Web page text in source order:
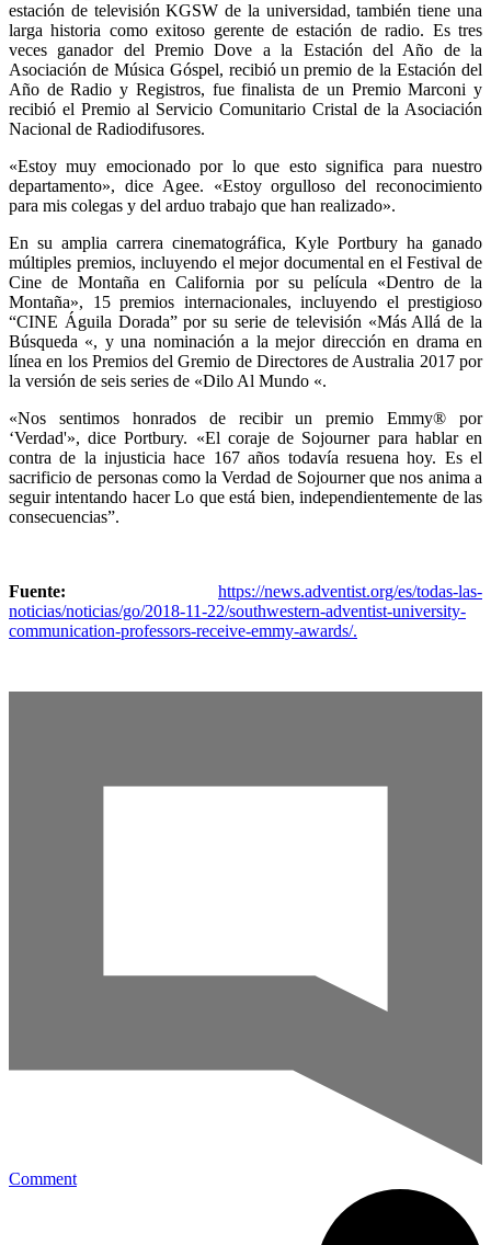
estación de televisión KGSW de la universidad, también tiene una
larga historia como exitoso gerente de estación de radio. Es tres
veces ganador del Premio Dove a la Estación del Año de la
Asociación de Música Góspel, recibió un premio de la Estación del
Año de Radio y Registros, fue finalista de un Premio Marconi y
recibió el Premio al Servicio Comunitario Cristal de la Asociación
Nacional de Radiodifusores.
«Estoy muy emocionado por lo que esto significa para nuestro
departamento», dice Agee. «Estoy orgulloso del reconocimiento
para mis colegas y del arduo trabajo que han realizado».
En su amplia carrera cinematográfica, Kyle Portbury ha ganado
múltiples premios, incluyendo el mejor documental en el Festival de
Cine de Montaña en California por su película «Dentro de la
Montaña», 15 premios internacionales, incluyendo el prestigioso
“CINE Águila Dorada” por su serie de televisión «Más Allá de la
Búsqueda «, y una nominación a la mejor dirección en drama en
línea en los Premios del Gremio de Directores de Australia 2017 por
la versión de seis series de «Dilo Al Mundo «.
«Nos sentimos honrados de recibir un premio Emmy® por
‘Verdad'», dice Portbury. «El coraje de Sojourner para hablar en
contra de la injusticia hace 167 años todavía resuena hoy. Es el
sacrificio de personas como la Verdad de Sojourner que nos anima a
seguir intentando hacer Lo que está bien, independientemente de las
consecuencias”.
Fuente: https://news.adventist.org/es/todas-las-
noticias/noticias/go/2018-11-22/southwestern-adventist-university-
communication-professors-receive-emmy-awards/.
Comment